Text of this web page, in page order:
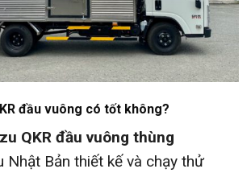
đầu vuông có tốt không?
QKR đầu vuông thùng
Nhật Bản thiết kế và chạy thử